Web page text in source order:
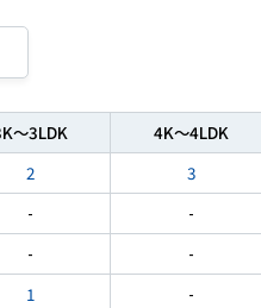
～3LDK 4K～4LDK
2
3
-
-
-
-
1
-